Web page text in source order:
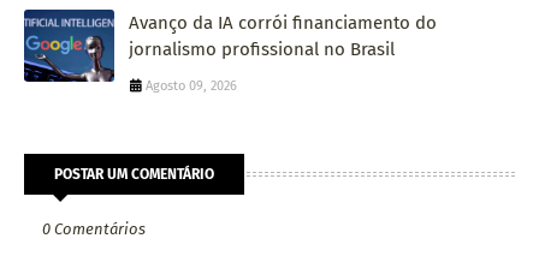
Avanço da IA corrói financiamento do
jornalismo profissional no Brasil
Agosto 09, 2026
POSTAR UM COMENTÁRIO
0 Comentários